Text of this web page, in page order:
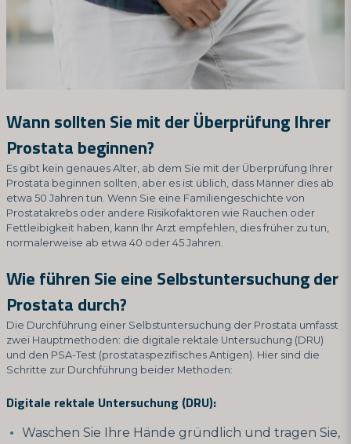
Wann sollten Sie mit der Überprüfung Ihrer
Prostata beginnen?
Es gibt kein genaues Alter, ab dem Sie mit der Überprüfung Ihrer
Prostata beginnen sollten, aber es ist üblich, dass Männer dies ab
etwa 50 Jahren tun. Wenn Sie eine Familiengeschichte von
Prostatakrebs oder andere Risikofaktoren wie Rauchen oder
Fettleibigkeit haben, kann Ihr Arzt empfehlen, dies früher zu tun,
normalerweise ab etwa 40 oder 45 Jahren.
Wie führen Sie eine Selbstuntersuchung der
Prostata durch?
Die Durchführung einer Selbstuntersuchung der Prostata umfasst
zwei Hauptmethoden: die digitale rektale Untersuchung (DRU)
und den PSA-Test (prostataspezifisches Antigen). Hier sind die
Schritte zur Durchführung beider Methoden:
Digitale rektale Untersuchung (DRU):
Waschen Sie Ihre Hände gründlich und tragen Sie,